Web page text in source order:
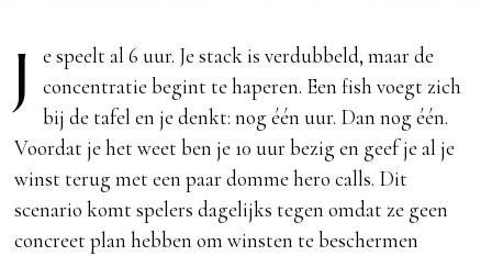
J
e speelt al 6 uur. Je stack is verdubbeld, maar de
concentratie begint te haperen. Een fish voegt zich
bij de tafel en je denkt: nog één uur. Dan nog één.
Voordat je het weet ben je 10 uur bezig en geef je al je
winst terug met een paar domme hero calls. Dit
scenario komt spelers dagelijks tegen omdat ze geen
concreet plan hebben om winsten te beschermen